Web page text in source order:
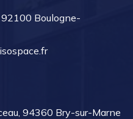
Boulogne-
94360 Bry-sur-Marne